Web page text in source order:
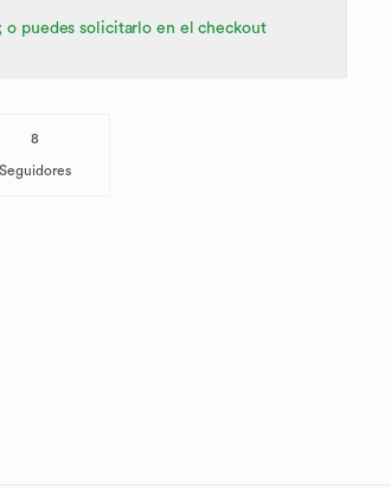
puedes solicitarlo en el checkout
8
Seguidores